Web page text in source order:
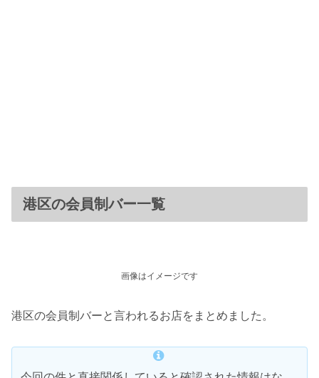
港区の会員制バー一覧
画像はイメージです
港区の会員制バーと言われるお店をまとめました。